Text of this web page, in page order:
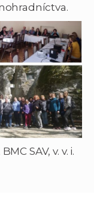
SAV, v. v. i.